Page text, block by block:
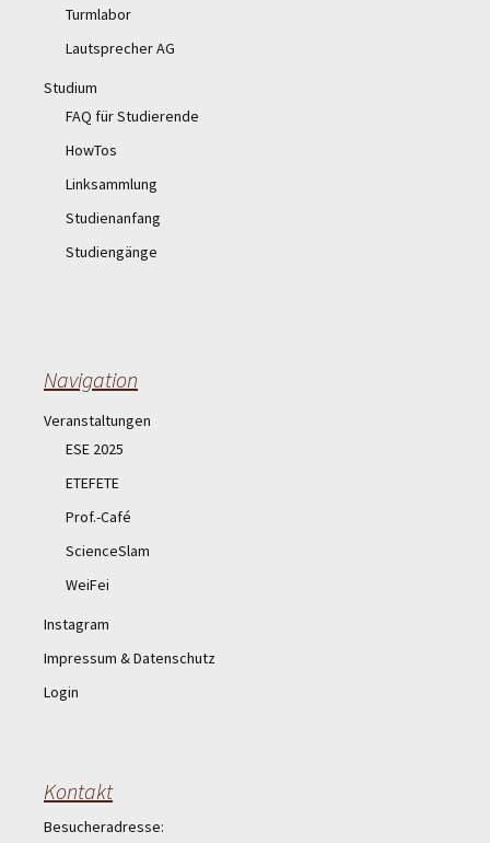
Turmlabor
Lautsprecher AG
Studium
FAQ für Studierende
HowTos
Linksammlung
Studienanfang
Studiengänge
Navigation
Veranstaltungen
ESE 2025
ETEFETE
Prof.-Café
ScienceSlam
WeiFei
Instagram
Impressum & Datenschutz
Login
Kontakt
Besucheradresse: